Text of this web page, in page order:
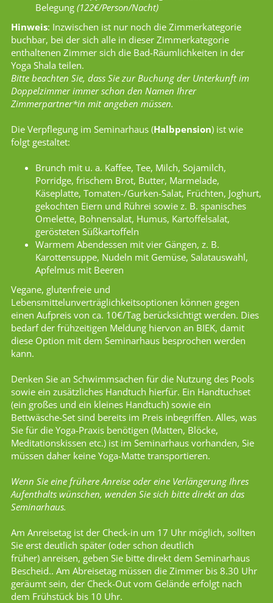
Belegung (122€/Person/Nacht)
Hinweis: Inzwischen ist nur noch die Zimmerkategorie
buchbar, bei der sich alle in dieser Zimmerkategorie
enthaltenen Zimmer sich die Bad-Räumlichkeiten in der
Yoga Shala teilen.
Bitte beachten Sie, dass Sie zur Buchung der Unterkunft im
Doppelzimmer immer schon den Namen Ihrer
Zimmerpartner*in mit angeben müssen.
Die Verpflegung im Seminarhaus (Halbpension) ist wie
folgt gestaltet:
Brunch mit u. a. Kaffee, Tee, Milch, Sojamilch,
Porridge, frischem Brot, Butter, Marmelade,
Käseplatte, Tomaten-/Gurken-Salat, Früchten, Joghurt,
gekochten Eiern und Rührei sowie z. B. spanisches
Omelette, Bohnensalat, Humus, Kartoffelsalat,
gerösteten Süßkartoffeln
Warmem Abendessen mit vier Gängen, z. B.
Karottensuppe, Nudeln mit Gemüse, Salatauswahl,
Apfelmus mit Beeren
Vegane, glutenfreie und
Lebensmittelunverträglichkeitsoptionen können gegen
einen Aufpreis von ca. 10€/Tag berücksichtigt werden. Dies
bedarf der frühzeitigen Meldung hiervon an BIEK, damit
diese Option mit dem Seminarhaus besprochen werden
kann.
Denken Sie an Schwimmsachen für die Nutzung des Pools
sowie ein zusätzliches Handtuch hierfür. Ein Handtuchset
(ein großes und ein kleines Handtuch) sowie ein
Bettwäsche-Set sind bereits im Preis inbegriffen. Alles, was
Sie für die Yoga-Praxis benötigen (Matten, Blöcke,
Meditationskissen etc.) ist im Seminarhaus vorhanden, Sie
müssen daher keine Yoga-Matte transportieren.
Wenn Sie eine frühere Anreise oder eine Verlängerung Ihres
Aufenthalts wünschen, wenden Sie sich bitte direkt an das
Seminarhaus.
Am Anreisetag ist der Check-in um 17 Uhr möglich, sollten
Sie erst deutlich später (oder schon deutlich
früher) anreisen, geben Sie bitte direkt dem Seminarhaus
Bescheid.. Am Abreisetag müssen die Zimmer bis 8.30 Uhr
geräumt sein, der Check-Out vom Gelände erfolgt nach
dem Frühstück bis 10 Uhr.